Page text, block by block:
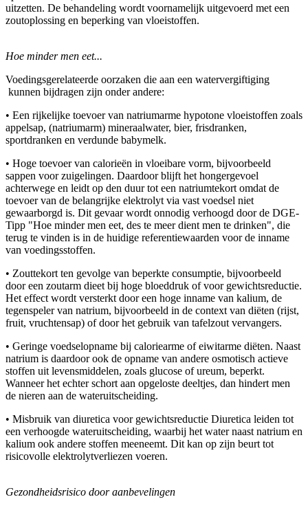
uitzetten. De behandeling wordt voornamelijk uitgevoerd met een
zoutoplossing en beperking van vloeistoffen.
Hoe minder men eet...
Voedingsgerelateerde oorzaken die aan een watervergiftiging
kunnen bijdragen zijn onder andere:
• Een rijkelijke toevoer van natriumarme hypotone vloeistoffen zoals
appelsap, (natriumarm) mineraalwater, bier, frisdranken,
sportdranken en verdunde babymelk.
• Hoge toevoer van calorieën in vloeibare vorm, bijvoorbeeld
sappen voor zuigelingen. Daardoor blijft het hongergevoel
achterwege en leidt op den duur tot een natriumtekort omdat de
toevoer van de belangrijke elektrolyt via vast voedsel niet
gewaarborgd is. Dit gevaar wordt onnodig verhoogd door de DGE-
Tipp "Hoe minder men eet, des te meer dient men te drinken", die
terug te vinden is in de huidige referentiewaarden voor de inname
van voedingsstoffen.
• Zouttekort ten gevolge van beperkte consumptie, bijvoorbeeld
door een zoutarm dieet bij hoge bloeddruk of voor gewichtsreductie.
Het effect wordt versterkt door een hoge inname van kalium, de
tegenspeler van natrium, bijvoorbeeld in de context van diëten (rijst,
fruit, vruchtensap) of door het gebruik van tafelzout vervangers.
• Geringe voedselopname bij caloriearme of eiwitarme diëten. Naast
natrium is daardoor ook de opname van andere osmotisch actieve
stoffen uit levensmiddelen, zoals glucose of ureum, beperkt.
Wanneer het echter schort aan opgeloste deeltjes, dan hindert men
de nieren aan de wateruitscheiding.
• Misbruik van diuretica voor gewichtsreductie Diuretica leiden tot
een verhoogde wateruitscheiding, waarbij het water naast natrium en
kalium ook andere stoffen meeneemt. Dit kan op zijn beurt tot
risicovolle elektrolytverliezen voeren.
Gezondheidsrisico door aanbevelingen